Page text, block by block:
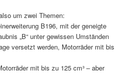
um zwei Themen:
B196, mit der geneigte
„B“ unter gewissen Umständen
versetzt werden, Motorräder mit bis
mit bis zu 125 cm³ – aber